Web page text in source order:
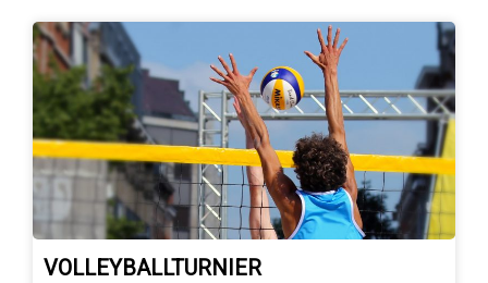
VOLLEYBALLTURNIER